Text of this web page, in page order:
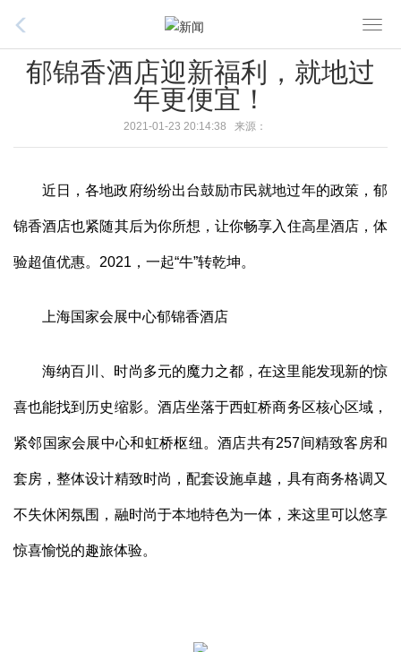
o
a
i
n
郁锦香酒店迎新福利，就地过
年更便宜！
2021-01-23 20:14:38 来源：
近日，各地政府纷纷出台鼓励市民就地过年的政策，郁
锦香酒店也紧随其后为你所想，让你畅享入住高星酒店，体
验超值优惠。2021，一起“牛”转乾坤。
上海国家会展中心郁锦香酒店
海纳百川、时尚多元的魔力之都，在这里能发现新的惊
喜也能找到历史缩影。酒店坐落于西虹桥商务区核心区域，
紧邻国家会展中心和虹桥枢纽。酒店共有257间精致客房和
套房，整体设计精致时尚，配套设施卓越，具有商务格调又
不失休闲氛围，融时尚于本地特色为一体，来这里可以悠享
惊喜愉悦的趣旅体验。